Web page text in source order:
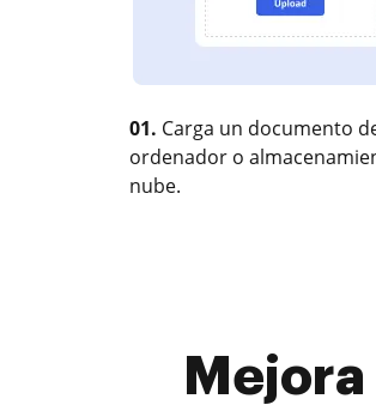
01. Carga un documento
ordenador o
nube.